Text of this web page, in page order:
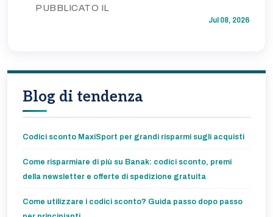
PUBBLICATO IL
Jul 08, 2026
Blog di tendenza
Codici sconto MaxiSport per grandi risparmi sugli acquisti
Come risparmiare di più su Banak: codici sconto, premi
della newsletter e offerte di spedizione gratuita
Come utilizzare i codici sconto? Guida passo dopo passo